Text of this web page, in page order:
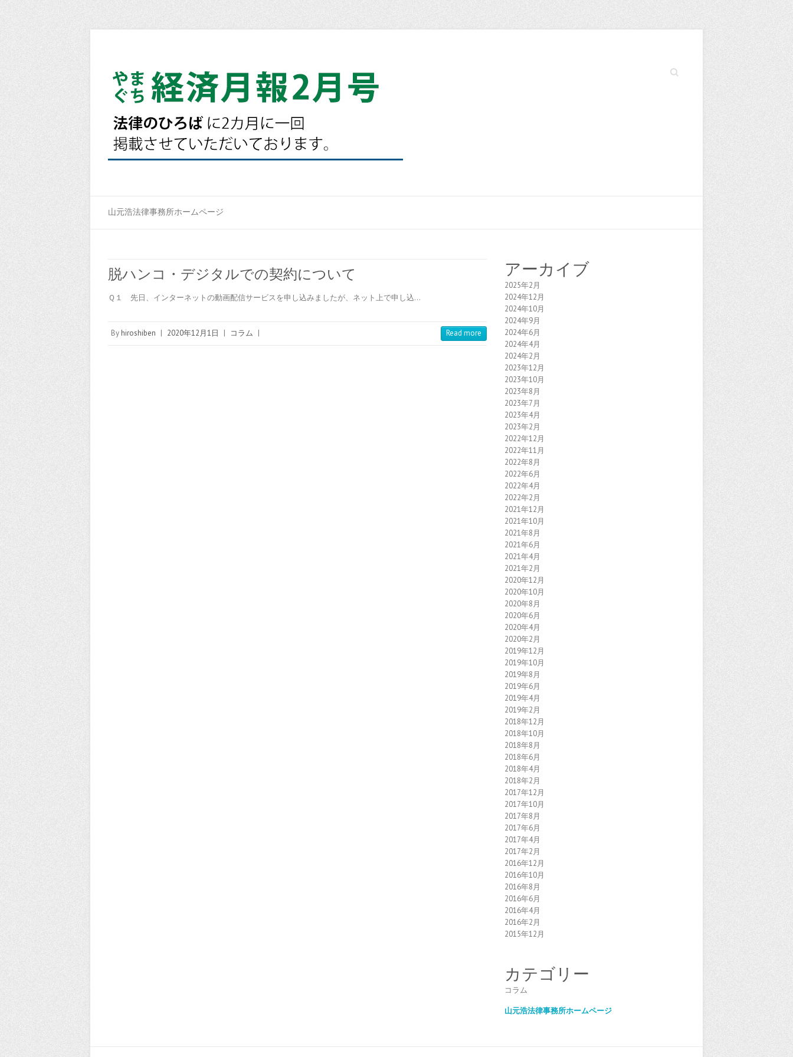
Search
山元浩法律事務所ホームページ
脱ハンコ・デジタルでの契約について
Ｑ１ 先日、インターネットの動画配信サービスを申し込みましたが、ネット上で申し込…
By hiroshiben | 2020年12月1日 | コラム | Read more
アーカイブ
2025年2月
2024年12月
2024年10月
2024年9月
2024年6月
2024年4月
2024年2月
2023年12月
2023年10月
2023年8月
2023年7月
2023年4月
2023年2月
2022年12月
2022年11月
2022年8月
2022年6月
2022年4月
2022年2月
2021年12月
2021年10月
2021年8月
2021年6月
2021年4月
2021年2月
2020年12月
2020年10月
2020年8月
2020年6月
2020年4月
2020年2月
2019年12月
2019年10月
2019年8月
2019年6月
2019年4月
2019年2月
2018年12月
2018年10月
2018年8月
2018年6月
2018年4月
2018年2月
2017年12月
2017年10月
2017年8月
2017年6月
2017年4月
2017年2月
2016年12月
2016年10月
2016年8月
2016年6月
2016年4月
2016年2月
2015年12月
カテゴリー
コラム
山元浩法律事務所ホームページ